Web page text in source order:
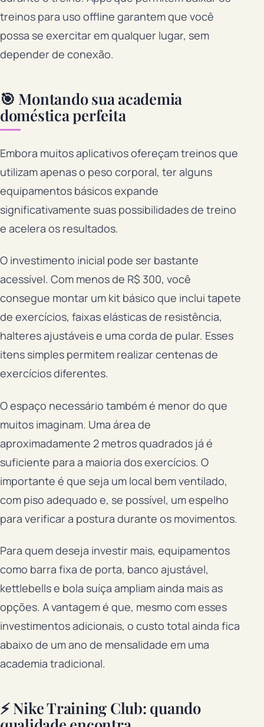
treinos para uso offline garantem que você
possa se exercitar em qualquer lugar, sem
depender de conexão.
🎯 Montando sua academia
doméstica perfeita
Embora muitos aplicativos ofereçam treinos que
utilizam apenas o peso corporal, ter alguns
equipamentos básicos expande
significativamente suas possibilidades de treino
e acelera os resultados.
O investimento inicial pode ser bastante
acessível. Com menos de R$ 300, você
consegue montar um kit básico que inclui tapete
de exercícios, faixas elásticas de resistência,
halteres ajustáveis e uma corda de pular. Esses
itens simples permitem realizar centenas de
exercícios diferentes.
O espaço necessário também é menor do que
muitos imaginam. Uma área de
aproximadamente 2 metros quadrados já é
suficiente para a maioria dos exercícios. O
importante é que seja um local bem ventilado,
com piso adequado e, se possível, um espelho
para verificar a postura durante os movimentos.
Para quem deseja investir mais, equipamentos
como barra fixa de porta, banco ajustável,
kettlebells e bola suíça ampliam ainda mais as
opções. A vantagem é que, mesmo com esses
investimentos adicionais, o custo total ainda fica
abaixo de um ano de mensalidade em uma
academia tradicional.
⚡ Nike Training Club: quando